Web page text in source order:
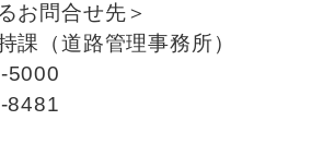
お問合せ先＞
（道路管理事務所）
5000
8481